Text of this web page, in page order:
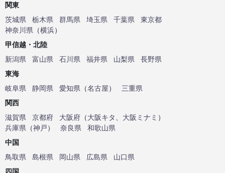
関東
茨城県
栃木県 群馬県 埼玉県 千葉県
東京都
神奈川県 （横浜）
甲信越・北陸
新潟県
富山県 石川県 福井県 山梨県
長野県
東海
岐阜県
静岡県 愛知県 （名古屋）
三重県
関西
滋賀県
京都府 大阪府 （大阪キタ 大阪ミナミ ）
兵庫県 （神戸） 奈良県
和歌山県
中国
鳥取県
島根県 岡山県 広島県
山口県